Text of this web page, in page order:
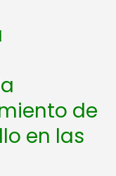
de
en las